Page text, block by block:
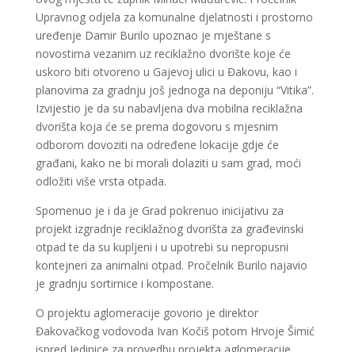
Upravnog odjela za komunalne djelatnosti i prostorno
uređenje Damir Burilo upoznao je mještane s
novostima vezanim uz reciklažno dvorište koje će
uskoro biti otvoreno u Gajevoj ulici u Đakovu, kao i
planovima za gradnju još jednoga na deponiju “Vitika”.
Izvijestio je da su nabavljena dva mobilna reciklažna
dvorišta koja će se prema dogovoru s mjesnim
odborom dovoziti na određene lokacije gdje će
građani, kako ne bi morali dolaziti u sam grad, moći
odložiti više vrsta otpada.
Spomenuo je i da je Grad pokrenuo inicijativu za
projekt izgradnje reciklažnog dvorišta za građevinski
otpad te da su kupljeni i u upotrebi su nepropusni
kontejneri za animalni otpad. Pročelnik Burilo najavio
je gradnju sortirnice i kompostane.
O projektu aglomeracije govorio je direktor
Đakovačkog vodovoda Ivan Kočiš potom Hrvoje Šimić